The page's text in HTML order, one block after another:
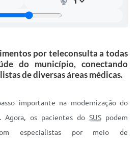
por teleconsulta a todas
do município, conectando
de diversas áreas médicas.
importante na modernização do
Agora, os pacientes do SUSpodem
especialistas por meio de